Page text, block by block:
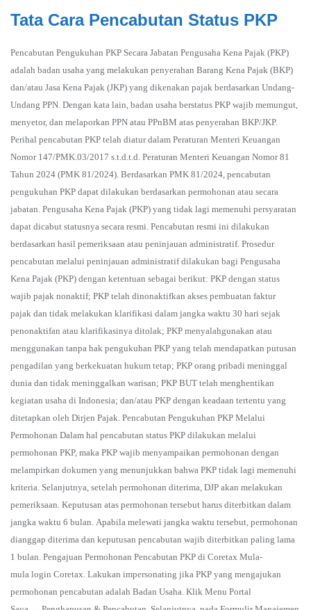
Tata Cara Pencabutan Status PKP
Pencabutan Pengukuhan PKP Secara Jabatan Pengusaha Kena Pajak (PKP)
adalah badan usaha yang melakukan penyerahan Barang Kena Pajak (BKP)
dan/atau Jasa Kena Pajak (JKP) yang dikenakan pajak berdasarkan Undang-
Undang PPN. Dengan kata lain, badan usaha berstatus PKP wajib memungut,
menyetor, dan melaporkan PPN atau PPnBM atas penyerahan BKP/JKP.
Perihal pencabutan PKP telah diatur dalam Peraturan Menteri Keuangan
Nomor 147/PMK.03/2017 s.t.d.t.d. Peraturan Menteri Keuangan Nomor 81
Tahun 2024 (PMK 81/2024). Berdasarkan PMK 81/2024, pencabutan
pengukuhan PKP dapat dilakukan berdasarkan permohonan atau secara
jabatan. Pengusaha Kena Pajak (PKP) yang tidak lagi memenuhi persyaratan
dapat dicabut statusnya secara resmi. Pencabutan resmi ini dilakukan
berdasarkan hasil pemeriksaan atau peninjauan administratif. Prosedur
pencabutan melalui peninjauan administratif dilakukan bagi Pengusaha
Kena Pajak (PKP) dengan ketentuan sebagai berikut: PKP dengan status
wajib pajak nonaktif; PKP telah dinonaktifkan akses pembuatan faktur
pajak dan tidak melakukan klarifikasi dalam jangka waktu 30 hari sejak
penonaktifan atau klarifikasinya ditolak; PKP menyalahgunakan atau
menggunakan tanpa hak pengukuhan PKP yang telah mendapatkan putusan
pengadilan yang berkekuatan hukum tetap; PKP orang pribadi meninggal
dunia dan tidak meninggalkan warisan; PKP BUT telah menghentikan
kegiatan usaha di Indonesia; dan/atau PKP dengan keadaan tertentu yang
ditetapkan oleh Dirjen Pajak. Pencabutan Pengukuhan PKP Melalui
Permohonan Dalam hal pencabutan status PKP dilakukan melalui
permohonan PKP, maka PKP wajib menyampaikan permohonan dengan
melampirkan dokumen yang menunjukkan bahwa PKP tidak lagi memenuhi
kriteria. Selanjutnya, setelah permohonan diterima, DJP akan melakukan
pemeriksaan. Keputusan atas permohonan tersebut harus diterbitkan dalam
jangka waktu 6 bulan. Apabila melewati jangka waktu tersebut, permohonan
dianggap diterima dan keputusan pencabutan wajib diterbitkan paling lama
1 bulan. Pengajuan Permohonan Pencabutan PKP di Coretax Mula-
mula login Coretax. Lakukan impersonating jika PKP yang mengajukan
permohonan pencabutan adalah Badan Usaha. Klik Menu Portal